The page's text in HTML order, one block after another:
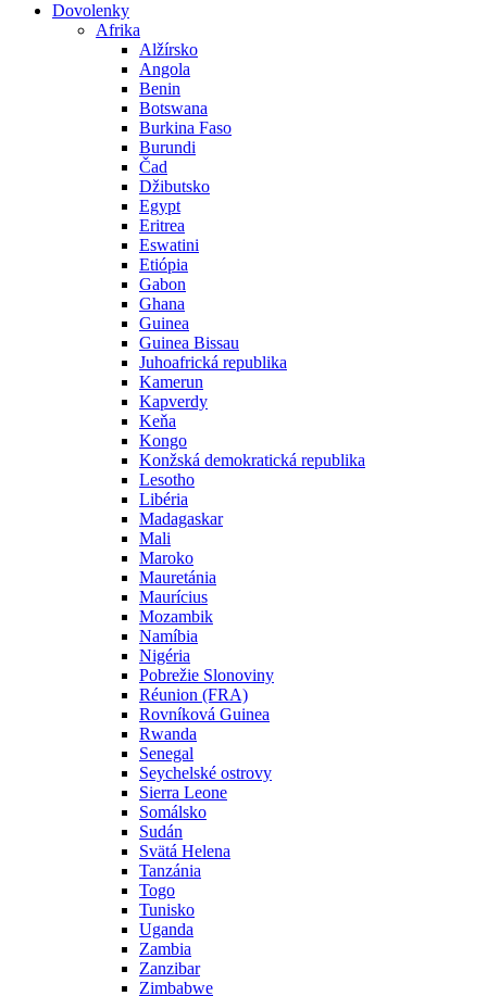
Dovolenky
Afrika
Alžírsko
Angola
Benin
Botswana
Burkina Faso
Burundi
Čad
Džibutsko
Egypt
Eritrea
Eswatini
Etiópia
Gabon
Ghana
Guinea
Guinea Bissau
Juhoafrická republika
Kamerun
Kapverdy
Keňa
Kongo
Konžská demokratická republika
Lesotho
Libéria
Madagaskar
Mali
Maroko
Mauretánia
Maurícius
Mozambik
Namíbia
Nigéria
Pobrežie Slonoviny
Réunion (FRA)
Rovníková Guinea
Rwanda
Senegal
Seychelské ostrovy
Sierra Leone
Somálsko
Sudán
Svätá Helena
Tanzánia
Togo
Tunisko
Uganda
Zambia
Zanzibar
Zimbabwe